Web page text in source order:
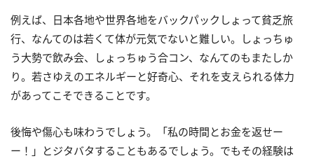
例えば、日本各地や世界各地をバックパックしょって貧乏旅
行、なんてのは若くて体が元気でないと難しい。しょっちゅ
う大勢で飲み会、しょっちゅう合コン、なんてのもまたしか
り。若さゆえのエネルギーと好奇心、それを支えられる体力
があってこそできることです。
後悔や傷心も味わうでしょう。「私の時間とお金を返せー
ー！」とジタバタすることもあるでしょう。でもその経験は